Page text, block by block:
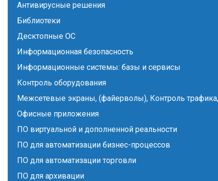
Антивирусные решения
Библиотеки
Десктопные ОС
Информационная безопасность
Информационные системы: базы и сервисы
Контроль оборудования
Межсетевые экраны, (файерволы), Контроль
Офисные приложения
ПО виртуальной и дополненной реальности
ПО для автоматизации бизнес-процессов
ПО для автоматизации торговли
ПО для архивации